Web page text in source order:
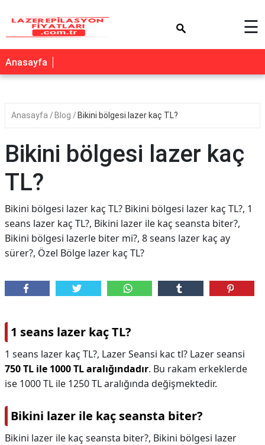
☰
Anasayfa
Anasayfa Blog Bikini bölgesi lazer kaç TL?
Bikini bölgesi lazer kaç
TL?
Bikini bölgesi lazer kaç TL? Bikini bölgesi lazer kaç TL?, 1
seans lazer kaç TL?, Bikini lazer ile kaç seansta biter?,
Bikini bölgesi lazerle biter mi?, 8 seans lazer kaç ay
sürer?, Özel Bölge lazer kaç TL?
1 seans lazer kaç TL?
1 seans lazer kaç TL?, Lazer Seansi kac tl? Lazer seansi
750 TL ile 1000 TL aralığındadır. Bu rakam erkeklerde
ise 1000 TL ile 1250 TL aralığında değişmektedir.
Bikini lazer ile kaç seansta biter?
Bikini lazer ile kaç seansta biter?, Bikini bölgesi lazer